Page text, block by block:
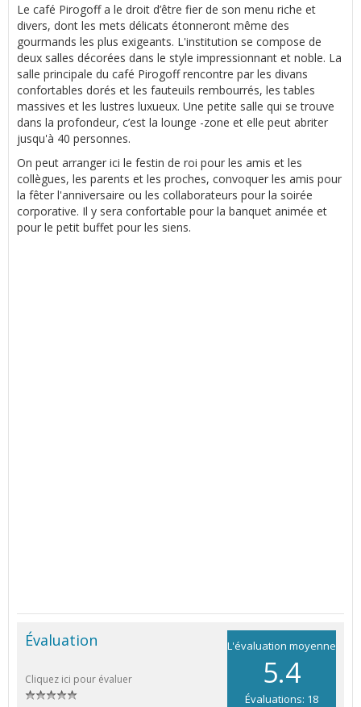
Le café Pirogoff a le droit d’être fier de son menu riche et
divers, dont les mets délicats étonneront même des
gourmands les plus exigeants. L'institution se compose de
deux salles décorées dans le style impressionnant et noble. La
salle principale du café Pirogoff rencontre par les divans
confortables dorés et les fauteuils rembourrés, les tables
massives et les lustres luxueux. Une petite salle qui se trouve
dans la profondeur, c’est la lounge -zone et elle peut abriter
jusqu'à 40 personnes.
On peut arranger ici le festin de roi pour les amis et les
collègues, les parents et les proches, convoquer les amis pour
la fêter l'anniversaire ou les collaborateurs pour la soirée
corporative. Il y sera confortable pour la banquet animée et
pour le petit buffet pour les siens.
L'évaluation moyenne
5.4
Évaluations: 18
Évaluation
Cliquez ici pour évaluer